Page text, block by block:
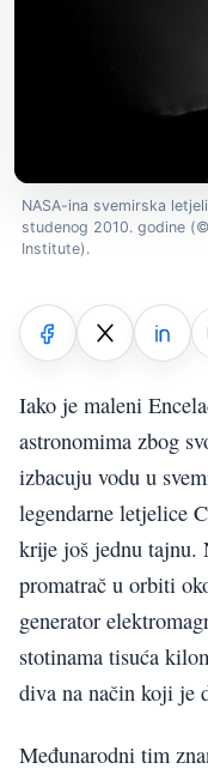
NASA-ina svemirska
studenog 2010. godine
Institute).
Iako je maleni
astronomima zbog
izbacuju vodu u
legendarne letjelice
krije još jednu tajnu.
promatrač u orbiti
generator
stotinama tisuća
diva na način koji je
Međunarodni tim